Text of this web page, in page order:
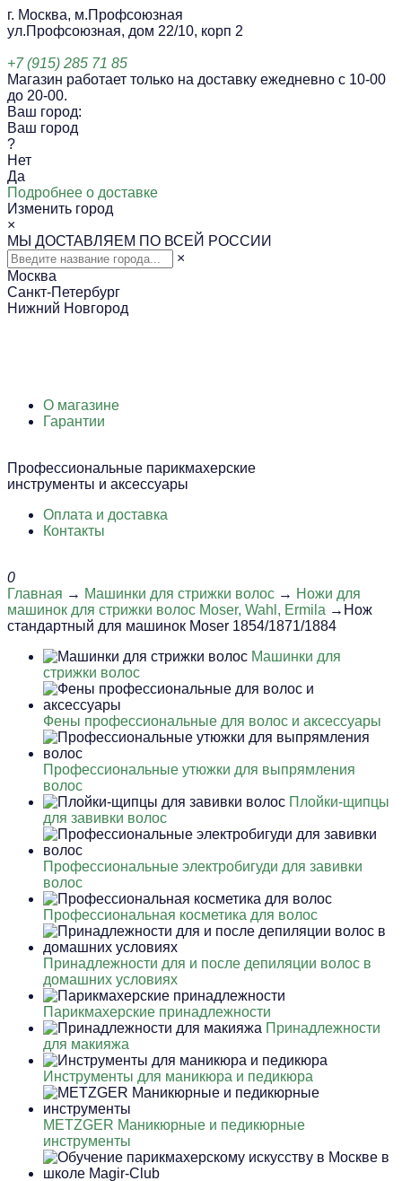
г. Москва, м.Профсоюзная
ул.Профсоюзная, дом 22/10, корп 2
+7 (915) 285 71 85
Магазин работает только на доставку ежедневно с 10-00
до 20-00.
Ваш город:
Ваш город
?
Нет
Да
Подробнее о доставке
Изменить город
×
МЫ ДОСТАВЛЯЕМ ПО ВСЕЙ РОССИИ
×
Москва
Санкт-Петербург
Нижний Новгород
О магазине
Гарантии
Профессиональные парикмахерские
инструменты и аксессуары
Оплата и доставка
Контакты
0
Главная → Машинки для стрижки волос → Ножи для
машинок для стрижки волос Moser, Wahl, Ermila →Нож
стандартный для машинок Moser 1854/1871/1884
Машинки для
стрижки волос
Фены профессиональные для волос и аксессуары
Профессиональные утюжки для выпрямления
волос
Плойки-щипцы
для завивки волос
Профессиональные электробигуди для завивки
волос
Профессиональная косметика для волос
Принадлежности для и после депиляции волос в
домашних условиях
Парикмахерские принадлежности
Принадлежности
для макияжа
Инструменты для маникюра и педикюра
METZGER Маникюрные и педикюрные
инструменты